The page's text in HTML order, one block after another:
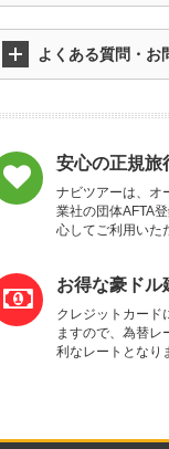
よくある質問・お
安心の正規旅
ナビツアーは、オ
業社の団体AFTA
心してご利用いた
お得な豪ドル
クレジットカード
ますので、為替レ
利なレートとなり